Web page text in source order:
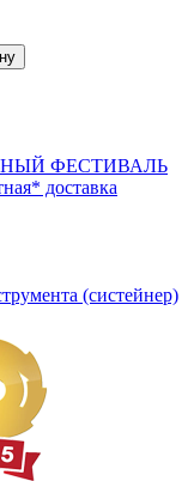
ФЕСТИВАЛЬ
доставка
(систейнер)